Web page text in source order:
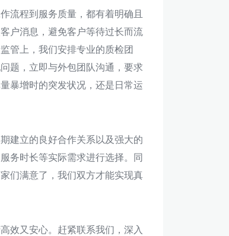
流程到服务质量，都有着明确且
户消息，避免客户等待过长而流
管上，我们安排专业的质检团
题，立即与外包团队沟通，要求
暴增时的突发状况，还是日常运
建立的良好合作关系以及强大的
务时长等实际需求进行选择。同
们满意了，我们双方才能实现真
效又安心。赶紧联系我们，深入